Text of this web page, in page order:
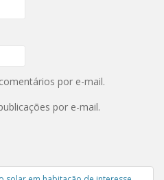
por e-mail.
por e-mail.